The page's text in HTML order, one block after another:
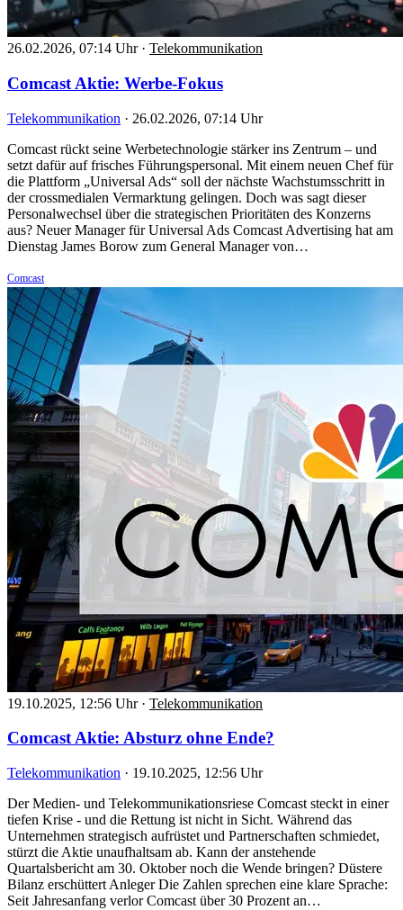
26.02.2026, 07:14 Uhr · Telekommunikation
Comcast Aktie: Werbe-Fokus
Telekommunikation · 26.02.2026, 07:14 Uhr
Comcast rückt seine Werbetechnologie stärker ins Zentrum – und
setzt dafür auf frisches Führungspersonal. Mit einem neuen Chef für
die Plattform „Universal Ads“ soll der nächste Wachstumsschritt in
der crossmedialen Vermarktung gelingen. Doch was sagt dieser
Personalwechsel über die strategischen Prioritäten des Konzerns
aus? Neuer Manager für Universal Ads Comcast Advertising hat am
Dienstag James Borow zum General Manager von…
Comcast
19.10.2025, 12:56 Uhr · Telekommunikation
Comcast Aktie: Absturz ohne Ende?
Telekommunikation · 19.10.2025, 12:56 Uhr
Der Medien- und Telekommunikationsriese Comcast steckt in einer
tiefen Krise - und die Rettung ist nicht in Sicht. Während das
Unternehmen strategisch aufrüstet und Partnerschaften schmiedet,
stürzt die Aktie unaufhaltsam ab. Kann der anstehende
Quartalsbericht am 30. Oktober noch die Wende bringen? Düstere
Bilanz erschüttert Anleger Die Zahlen sprechen eine klare Sprache:
Seit Jahresanfang verlor Comcast über 30 Prozent an…